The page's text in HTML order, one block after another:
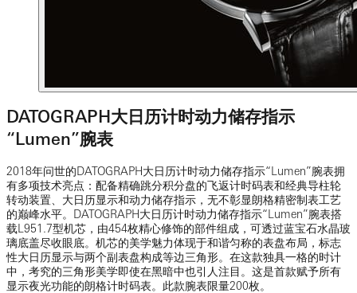
DATOGRAPH大日历计时动力储存指示
“Lumen”腕表
2018年问世的DATOGRAPH大日历计时动力储存指示“Lumen”腕表拥
有多项技术亮点：配备精确跳分积分盘的飞返计时码表和经典导柱轮
转动装置、大日历显示和动力储存指示，无不彰显朗格精密制表工艺
的巅峰水平。DATOGRAPH大日历计时动力储存指示“Lumen”腕表搭
载L951.7型机芯，由454枚精心修饰的部件组成，可透过蓝宝石水晶玻
璃底盖尽收眼底。机芯的美学魅力体现于和谐匀称的表盘布局，标志
性大日历显示与两个副表盘构成等边三角形。在这款独具一格的时计
中，考究的三角形美学即使在黑暗中也引人注目。这是首款赋予所有
显示夜光功能的朗格计时码表。此款腕表限量200枚。